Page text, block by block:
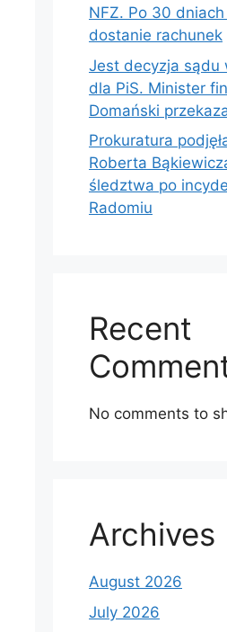
NFZ. Po 30
dostanie rachunek
Jest decyzja sądu
dla PiS. Minister
Domański
Prokuratura
Roberta
śledztwa po
Radomiu
Recent
No comments to
Archives
August 2026
July 2026